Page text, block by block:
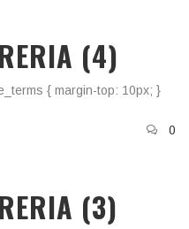
(4)
{ margin-top: 10px; }
0
(3)